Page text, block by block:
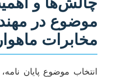
موضوع در
مخابرات
انتخاب موضوع پایان